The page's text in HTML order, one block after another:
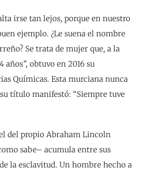
irse tan lejos, porque en nuestro
ejemplo. ¿Le suena el nombre
Se trata de mujer que, a la
años”, obtuvo en 2016 su
Químicas. Esta murciana nunca
título manifestó: “Siempre tuve
del propio Abraham Lincoln
sabe– acumula entre sus
la esclavitud. Un hombre hecho a